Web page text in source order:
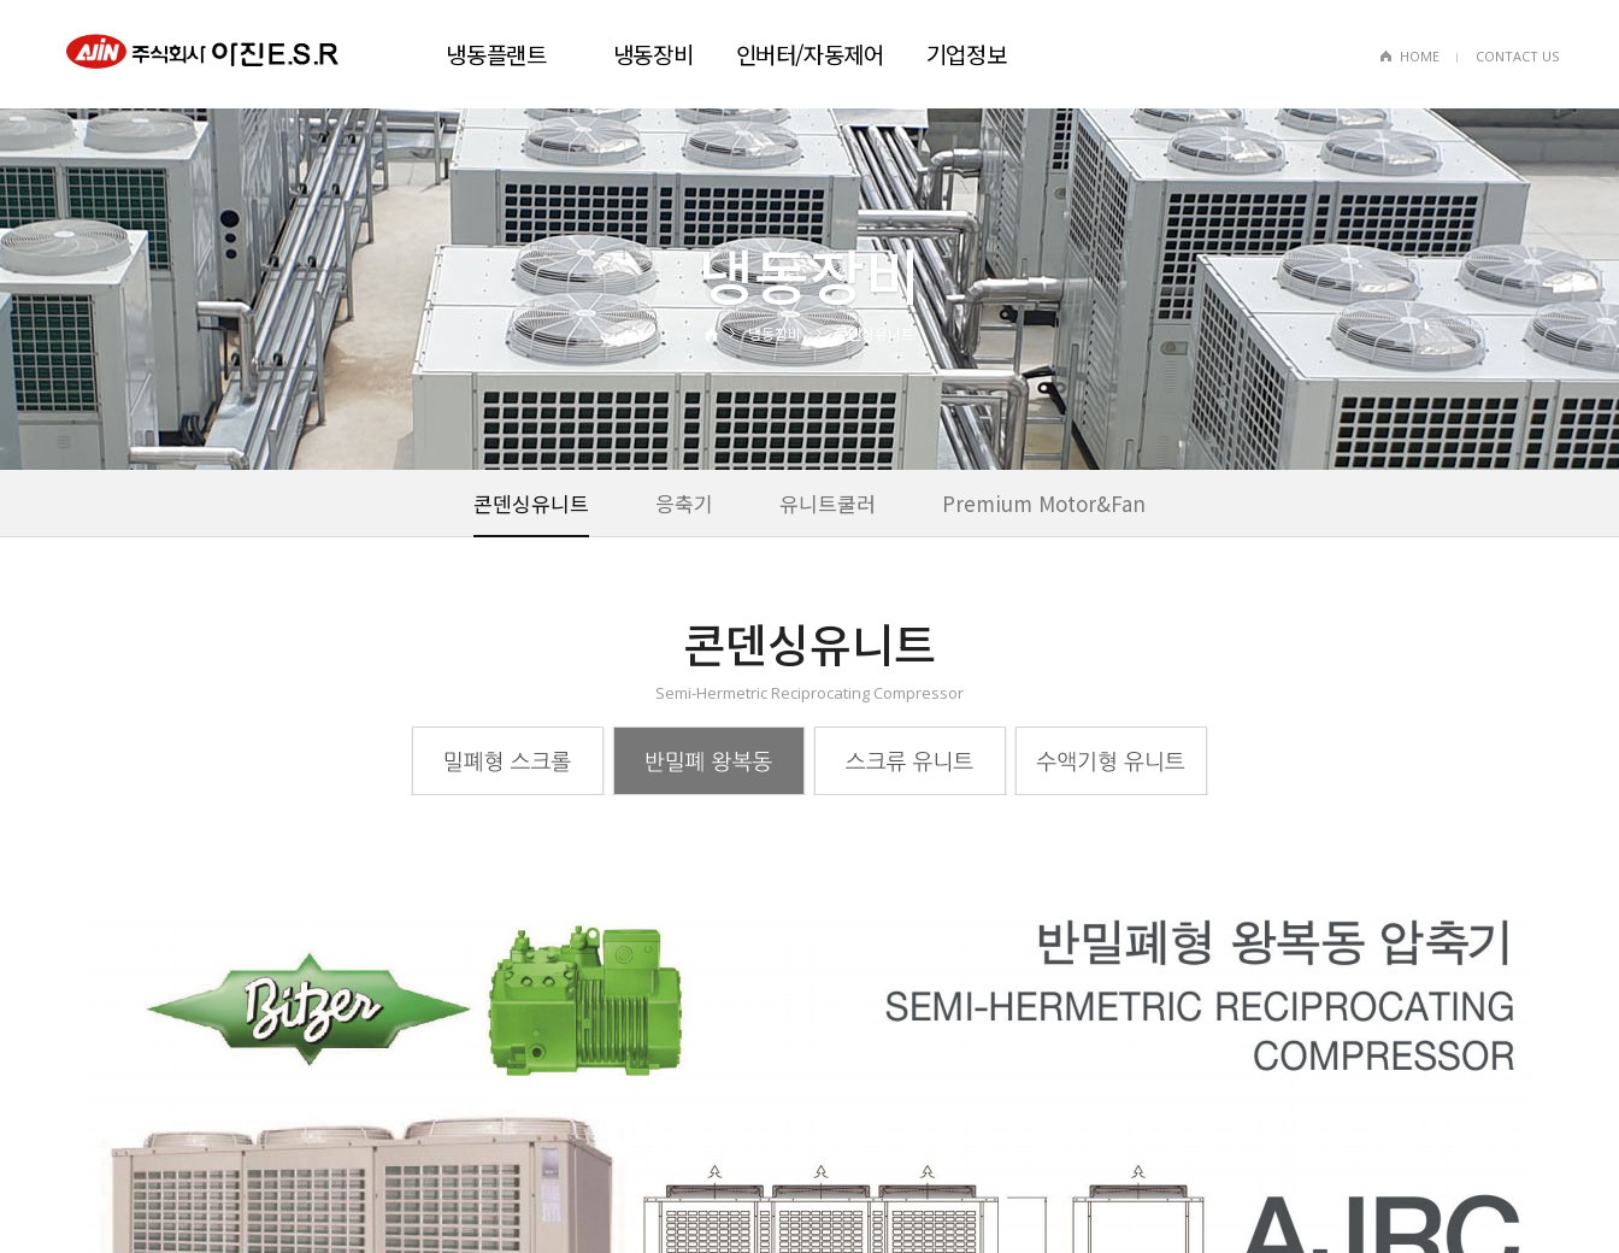
HOME ㅣ CONTACT US
냉동플랜트
동결건조기
진공급속냉각기
냉풍건조기
칠러
히트펌프
냉동장비
콘덴싱유니트
응축기
유니트쿨러
Premium
Motor&Fan
인버터/자동제어
AI-DS
AJSC
PC·모바일 원격제어
스크류냉동기 컨트롤
러
왕복동 컨트롤러
기업정보
회사소개
회사연혁
인증현황
오시는길
시공실적
견적요청
자료실
냉동장비
냉동장비 콘덴싱유니트
콘덴싱유니트 응축기 유니트쿨러 Premium Motor&Fan
콘덴싱유니트
Semi-Hermetric Reciprocating Compressor